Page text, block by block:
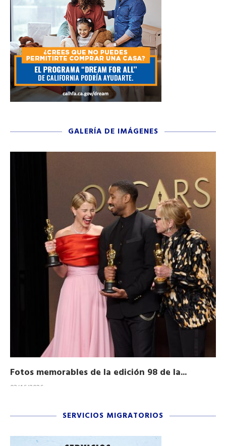
GALERÍA DE IMÁGENES
Fotos memorables de la edición 98 de la...
03/16/2026
SERVICIOS MIGRATORIOS